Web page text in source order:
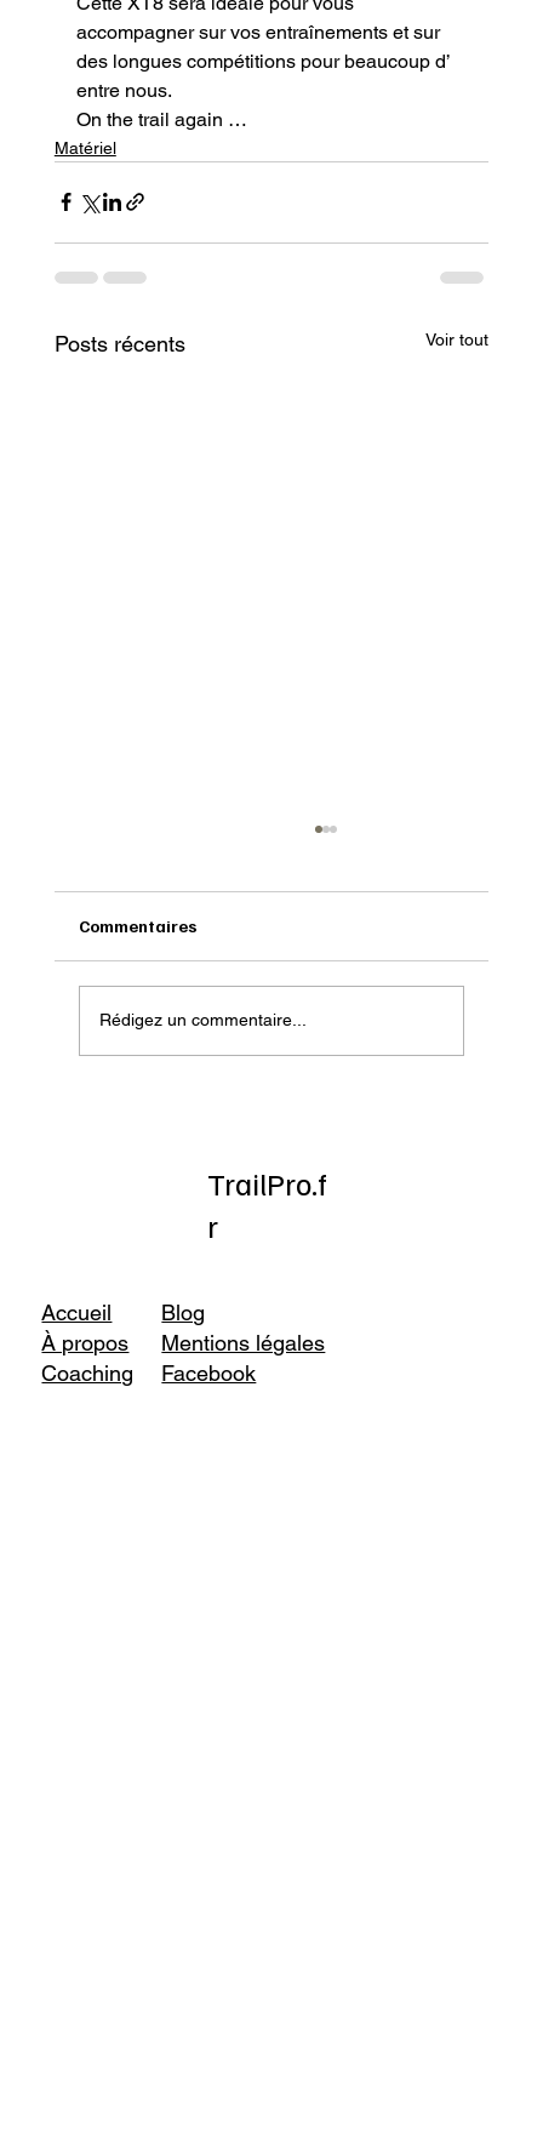
accompagner sur vos entraînements et sur
des longues compétitions pour beaucoup d’
entre nous.
On the trail again …
Matériel
Posts récents Voir tout
Onatera : Pour affronter l’hiver
Commentaires
Rédigez un commentaire...
TrailPro.f
r
Accueil
À propos
Coaching
Blog
Mentions légales
Facebook